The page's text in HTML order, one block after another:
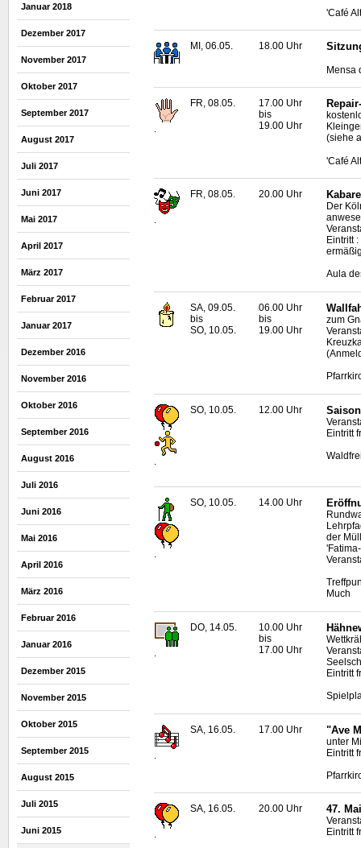
Januar 2018
Dezember 2017
November 2017
Oktober 2017
September 2017
August 2017
Juli 2017
Juni 2017
Mai 2017
April 2017
März 2017
Februar 2017
Januar 2017
Dezember 2016
November 2016
Oktober 2016
September 2016
August 2016
Juli 2016
Juni 2016
Mai 2016
April 2016
März 2016
Februar 2016
Januar 2016
Dezember 2015
November 2015
Oktober 2015
September 2015
August 2015
Juli 2015
Juni 2015
'Café
MI, 06.05. 18.00 Uhr
Mensa
.
FR, 08.05.
17.00 Uhr
bis
19.00 Uhr
(siehe
'Café
.
FR, 08.05. 20.00 Uhr
Der
Eintritt
Aula
SA, 09.05.
bis
SO, 10.05.
06.00 Uhr
bis
19.00 Uhr
zum
SO, 10.05. 12.00 Uhr
Eintritt
.
SO, 10.05. 14.00 Uhr
der
Much
DO, 14.05.
10.00 Uhr
bis
17.00 Uhr
Eintritt
SA, 16.05. 17.00 Uhr "Ave
unter
Eintritt
.
SA, 16.05. 20.00 Uhr 47.
Eintritt